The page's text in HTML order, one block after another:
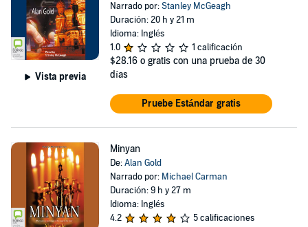
Vista previa
Narrado por:Stanley McGeagh
Duración: 20 h y 21 m
Idioma: Inglés
1.0
1 calificación
$28.16 o gratis con una prueba de 30
días
Pruebe Estándar gratis
Minyan
De:Alan Gold
Narrado por: Michael Carman
Duración: 9 h y 27 m
Idioma: Inglés
4.2
5 calificaciones